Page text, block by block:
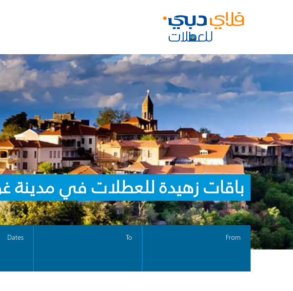
باقات زهيدة للعطلات في مدينة
From
To
Dates